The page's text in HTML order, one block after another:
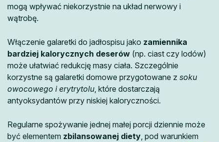
mogą wpływać niekorzystnie na układ nerwowy i
wątrobę.
Włączenie galaretki do jadłospisu jako zamiennika
bardziej kalorycznych deserów (np. ciast czy lodów)
może ułatwiać redukcję masy ciała. Szczególnie
korzystne są galaretki domowe przygotowane z soku
owocowego i erytrytolu , które dostarczają
antyoksydantów przy niskiej kaloryczności.
Regularne spożywanie jednej małej porcji dziennie może
być elementem zbilansowanej diety , pod warunkiem